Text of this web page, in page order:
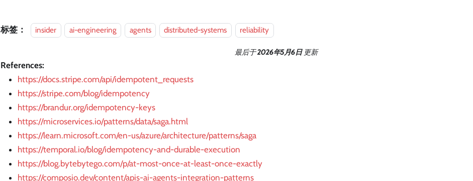
标签： insider ai-engineering agents distributed-systems reliability
最后于2026年5月6日 更新
References:
https://docs.stripe.com/api/idempotent_requests
https://stripe.com/blog/idempotency
https://brandur.org/idempotency-keys
https://microservices.io/patterns/data/saga.html
https://learn.microsoft.com/en-us/azure/architecture/patterns/saga
https://temporal.io/blog/idempotency-and-durable-execution
https://blog.bytebytego.com/p/at-most-once-at-least-once-exactly
https://composio.dev/content/apis-ai-agents-integration-patterns